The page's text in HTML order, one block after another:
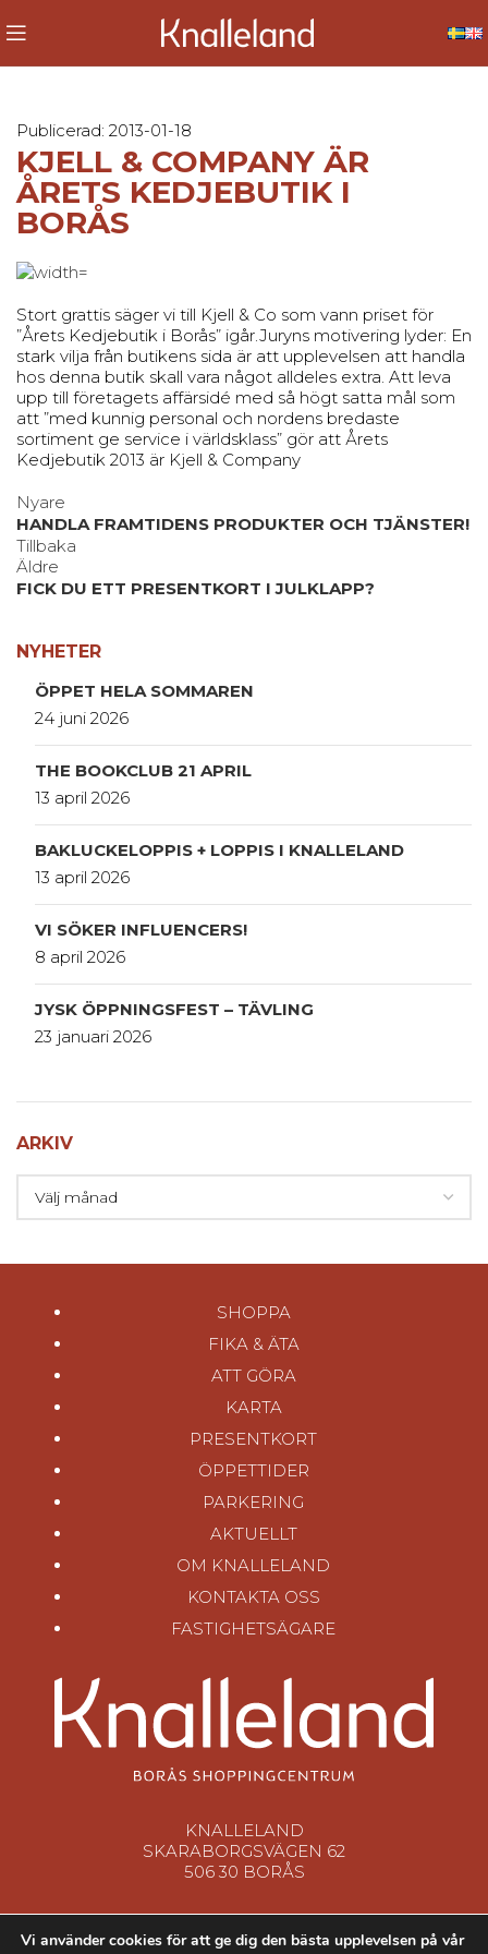
Publicerad: 2013-01-18
KJELL & COMPANY ÄR
ÅRETS KEDJEBUTIK I
BORÅS
Stort grattis säger vi till Kjell & Co som vann priset för
”Årets Kedjebutik i Borås” igår.Juryns motivering lyder: En
stark vilja från butikens sida är att upplevelsen att handla
hos denna butik skall vara något alldeles extra. Att leva
upp till företagets affärsidé med så högt satta mål som
att ”med kunnig personal och nordens bredaste
sortiment ge service i världsklass” gör att Årets
Kedjebutik 2013 är Kjell & Company
Nyare
HANDLA FRAMTIDENS PRODUKTER OCH TJÄNSTER!
Tillbaka
Äldre
FICK DU ETT PRESENTKORT I JULKLAPP?
NYHETER
ÖPPET HELA SOMMAREN
24 juni 2026
THE BOOKCLUB 21 APRIL
13 april 2026
BAKLUCKELOPPIS + LOPPIS I KNALLELAND
13 april 2026
VI SÖKER INFLUENCERS!
8 april 2026
JYSK ÖPPNINGSFEST – TÄVLING
23 januari 2026
ARKIV
SHOPPA
FIKA & ÄTA
ATT GÖRA
KARTA
PRESENTKORT
ÖPPETTIDER
PARKERING
AKTUELLT
OM KNALLELAND
KONTAKTA OSS
FASTIGHETSÄGARE
KNALLELAND
SKARABORGSVÄGEN 62
506 30 BORÅS
Vi använder cookies för att ge dig den bästa upplevelsen på vår